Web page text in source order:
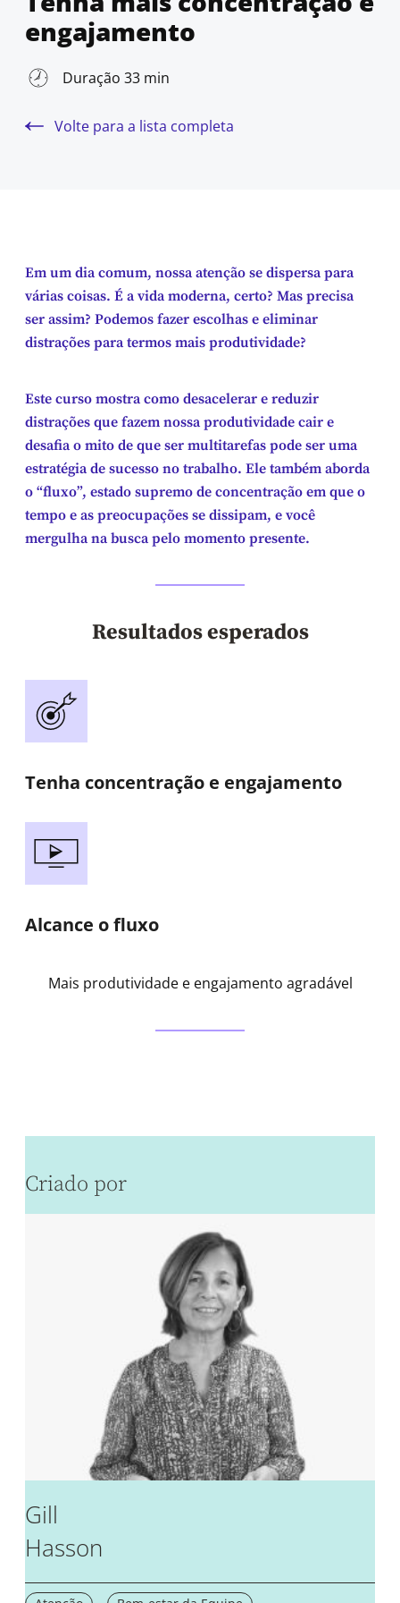
engajamento
Duração 33 min
Volte para a lista completa
Em um dia comum, nossa atenção se dispersa para
várias coisas. É a vida moderna, certo? Mas precisa
ser assim? Podemos fazer escolhas e eliminar
distrações para termos mais produtividade?
Este curso mostra como desacelerar e reduzir
distrações que fazem nossa produtividade cair e
desafia o mito de que ser multitarefas pode ser uma
estratégia de sucesso no trabalho. Ele também aborda
o “fluxo”, estado supremo de concentração em que o
tempo e as preocupações se dissipam, e você
mergulha na busca pelo momento presente.
Resultados esperados
Tenha concentração e engajamento
Alcance o fluxo
Mais produtividade e engajamento agradável
Criado por
Gill
Hasson